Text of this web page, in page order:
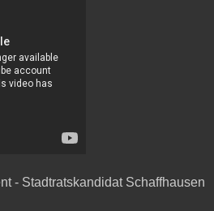
- Stadtratskandidat Schaffhausen